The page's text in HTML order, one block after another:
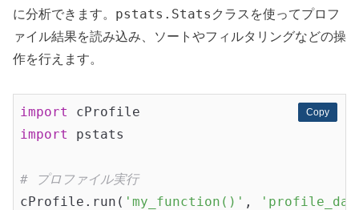
に分析できます。 pstats.Stats クラスを使ってプロフ
ァイル結果を読み込み、ソートやフィルタリングなどの操
作を行えます。
Copy
Copy
import
import
pstats
# プロファイル実行
cProfile.run( 'my_function()' ,